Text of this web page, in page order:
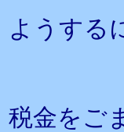
ようする
税金をご